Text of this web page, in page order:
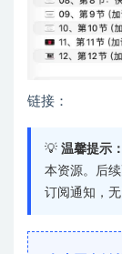
链接：
💡 温馨提示：
本资源。后
订阅通知，